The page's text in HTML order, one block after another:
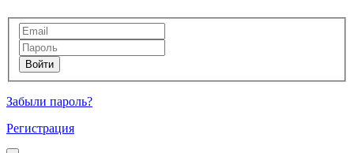
Забыли пароль?
Регистрация